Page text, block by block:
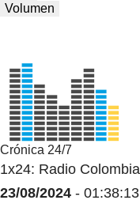
Volumen
Crónica 24/7
1x24: Radio Colombia
23/08/2024 - 01:38:13